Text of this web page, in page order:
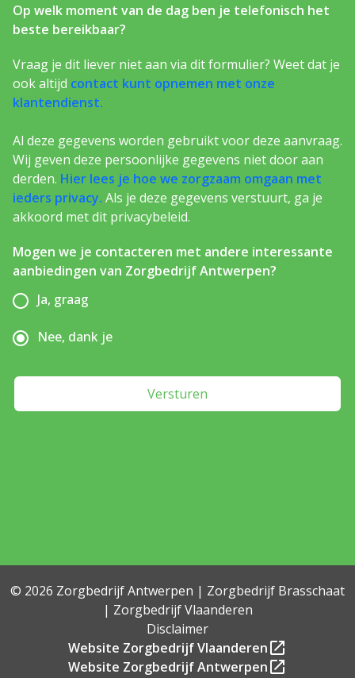
Op welk moment van de dag ben je telefonisch het
beste bereikbaar?
Vraag je dit liever niet aan via dit formulier? Weet dat je
ook altijd contact kunt opnemen met onze
klantendienst.
Al deze gegevens worden gebruikt voor deze aanvraag.
Wij geven deze persoonlijke gegevens niet door aan
derden. Hier lees je hoe we zorgzaam omgaan met
ieders privacy. Als je deze gegevens verstuurt, ga je
akkoord met dit privacybeleid.
Mogen we je contacteren met andere interessante
aanbiedingen van Zorgbedrijf Antwerpen?
Ja, graag
Nee, dank je
Versturen
© 2026 Zorgbedrijf Antwerpen | Zorgbedrijf Brasschaat
| Zorgbedrijf Vlaanderen
Disclaimer
Website Zorgbedrijf Vlaanderen
Website Zorgbedrijf Antwerpen